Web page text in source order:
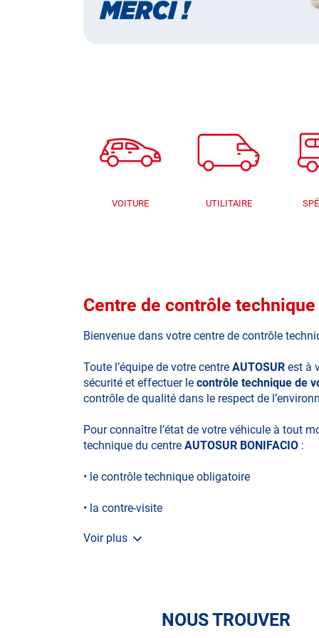
VOITURE UTILITAIRE
Centre de contrôle technique
Bienvenue dans votre centre de contrôle
Toute l’équipe de votre centre AUTOSUR est à
sécurité et effectuer le contrôle technique de
contrôle de qualité dans le respect de
Pour connaître l’état de votre véhicule à tout
technique du centre AUTOSUR BONIFACIO :
• le contrôle technique obligatoire
• la contre-visite
• le contrôle pollution
Voir plus
NOUS TROUVER